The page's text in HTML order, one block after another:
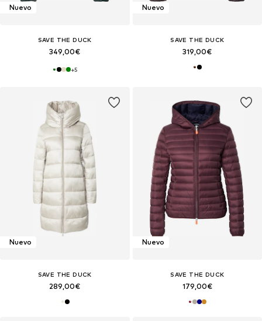
Nuevo
SAVE THE DUCK
349,00€
+5
Nuevo
SAVE THE DUCK
319,00€
Nuevo
SAVE THE DUCK
289,00€
Nuevo
SAVE THE DUCK
179,00€